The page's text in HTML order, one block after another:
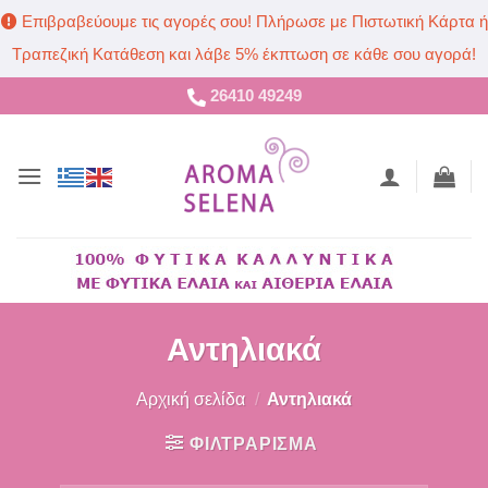
Επιβραβεύουμε τις αγορές σου! Πλήρωσε με Πιστωτική Κάρτα ή
Τραπεζική Κατάθεση και λάβε 5% έκπτωση σε κάθε σου αγορά!
στο
26410 49249
Αντηλιακά
Αρχική σελίδα / Αντηλιακά
ΦΙΛΤΡΑΡΙΣΜΑ